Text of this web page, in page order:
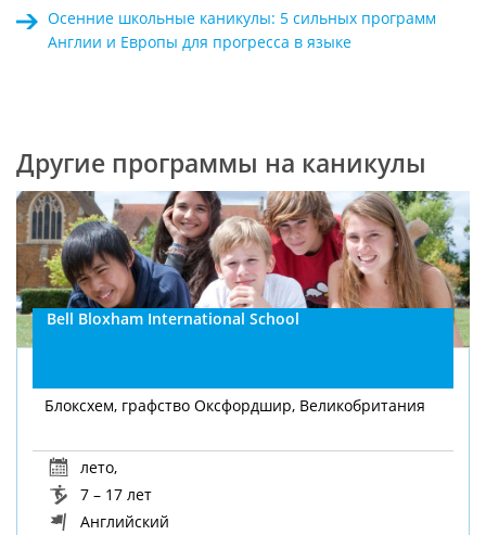
Осенние школьные каникулы: 5 сильных программ
Англии и Европы для прогресса в языке
Другие программы на каникулы
Bell Bloxham International School
Блоксхем, графство Оксфордшир, Великобритания
лето,
7 – 17 лет
Английский